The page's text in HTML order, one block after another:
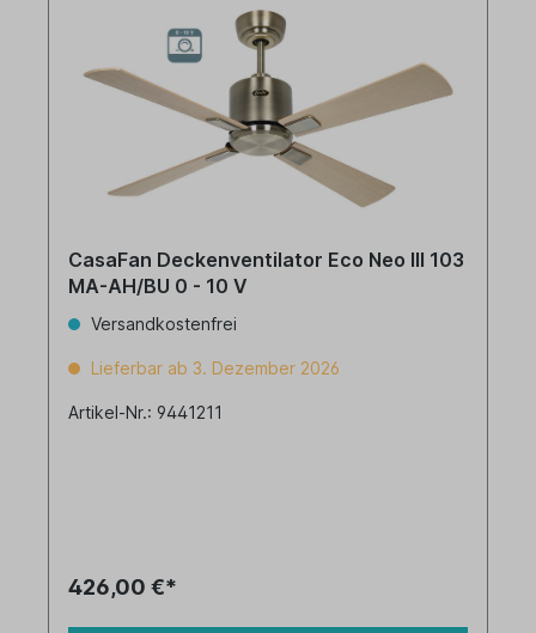
CasaFan Deckenventilator Eco Neo III 103
MA-AH/BU 0 - 10 V
Versandkostenfrei
Lieferbar ab 3. Dezember 2026
Artikel-Nr.: 9441211
426,00 €*